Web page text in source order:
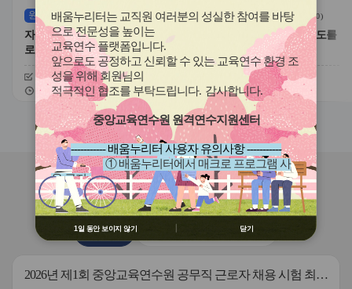
원격 (상시) ( 0)
자기주도적 진로개발 역량과 진
로학습 유형
신청기간
26.08.03 ~ 26.12.20
교육기간
26.08.03 ~ 26.12.20
원격(상시) 0)
대한민국 새내기 유권자 지도를
위한 학생 선거교육의 이해
26.07.20 ~ 26.12.20
교육기간
26.07.20 ~ 26.12.20
슬
라
이
드
버
튼
이
전
슬
이
드
버
튼
다
연수원소식
공지사항 2026 원격연수 모니터링단
2026년 제1회 중앙교육연수원 공무직 근로자 채용 시험 최종
배움누리터는 교직원 여러분의 성실한 참여를 바탕
으로 전문성을 높이는
교육연수 플랫폼입니다.
앞으로도 공정하고 신뢰할 수 있는 교육연수 환경 조
성을 위해 회원님의
적극적인 협조를 부탁드립니다. 감사합니다.
중앙교육연수원 원격연수지원센터
----------- 배움누리터 사용자 유의사항 -----------
① 배움누리터에서 매크로 프로그램 사
용 금지
② 배움누리터 수강용 매크로 프로그램
제작 배포 금지
③ 유무료 매크로 프로그램 사용을 블로
그 등에 홍보 금지
유가 될 수 있음
1일 동안 보이지 않기 닫기